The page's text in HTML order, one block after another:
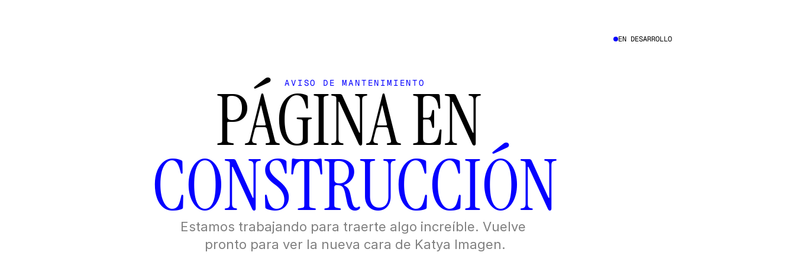
EN DESARROLLO
AVISO DE MANTENIMIENTO
CONSTRUCCIÓN
Estamos trabajando para traerte algo increíble. Vuelve
pronto para ver la nueva cara de Katya Imagen.